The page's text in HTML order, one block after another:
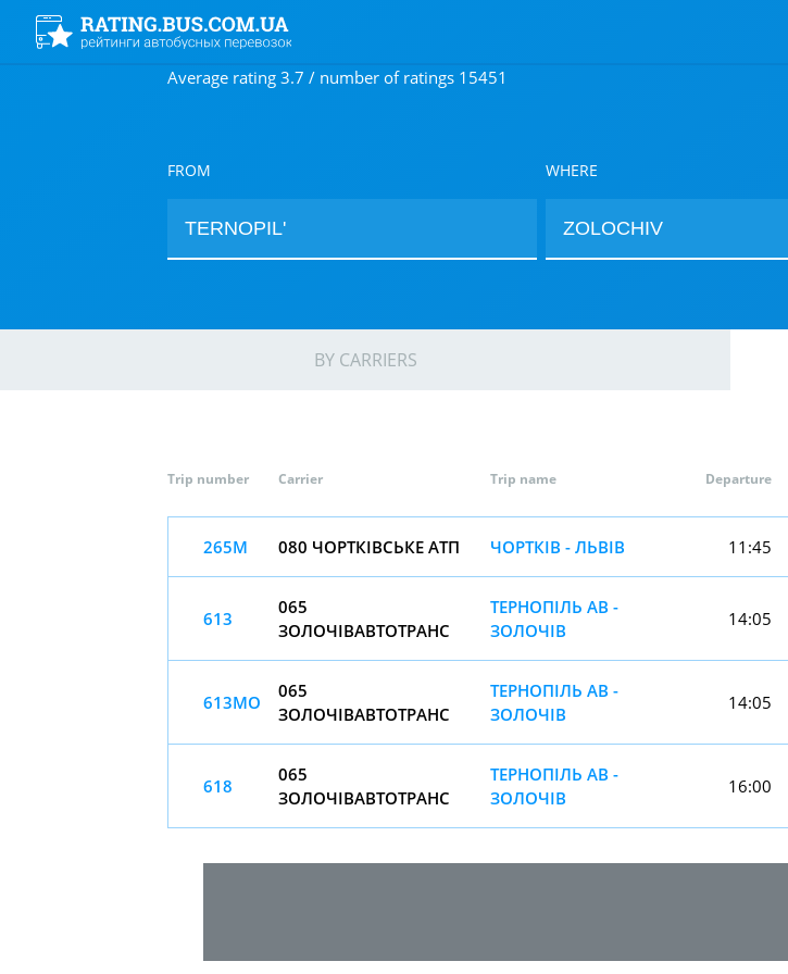
Average rating 3.7 / number of ratings 15451
FROM WHERE
BY CARRIERS
Trip number Carrier Trip name Departure
265М 080 ЧОРТКІВСЬКЕ АТП ЧОРТКІВ - ЛЬВІВ 11:45
613
065
ЗОЛОЧІВАВТОТРАНС
ТЕРНОПІЛЬ АВ -
ЗОЛОЧІВ
14:05
613МО
065
ЗОЛОЧІВАВТОТРАНС
ТЕРНОПІЛЬ АВ -
ЗОЛОЧІВ
14:05
618
065
ЗОЛОЧІВАВТОТРАНС
ТЕРНОПІЛЬ АВ -
ЗОЛОЧІВ
16:00